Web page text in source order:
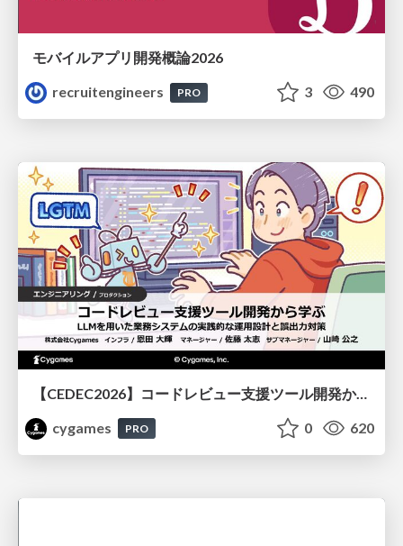
モバイルアプリ開発概論2026
recruitengineers
PRO 3 490
【CEDEC2026】コードレビュー支援ツール開発から学ぶ：LLMを用いた業務システムの実践的な運用設計と誤出力対策
cygames
PRO 0 620